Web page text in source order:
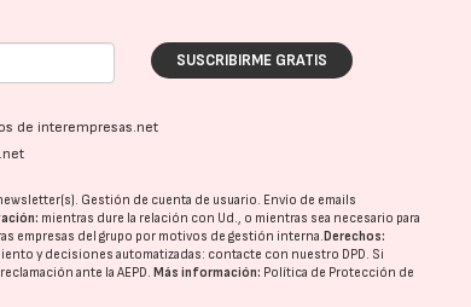
SUSCRIBIRME GRATIS
de interempresas.net
Gestión de cuenta de usuario. Envío de emails
mientras dure la relación con Ud., o mientras sea necesario para
empresas del grupo por motivos de gestión interna.Derechos:
y decisiones automatizadas: contacte con nuestro DPD. Si
ante laAEPD.Más información: Política de Protección de